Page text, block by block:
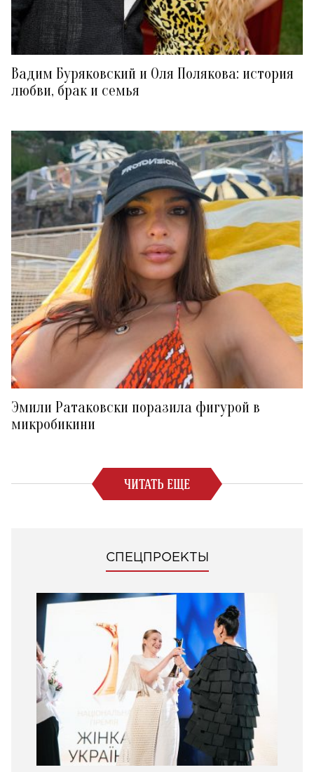
Вадим Буряковский и Оля Полякова: история
любви, брак и семья
Эмили Ратаковски поразила фигурой в
микробикини
ЧИТАТЬ ЕЩЕ
СПЕЦПРОЕКТЫ